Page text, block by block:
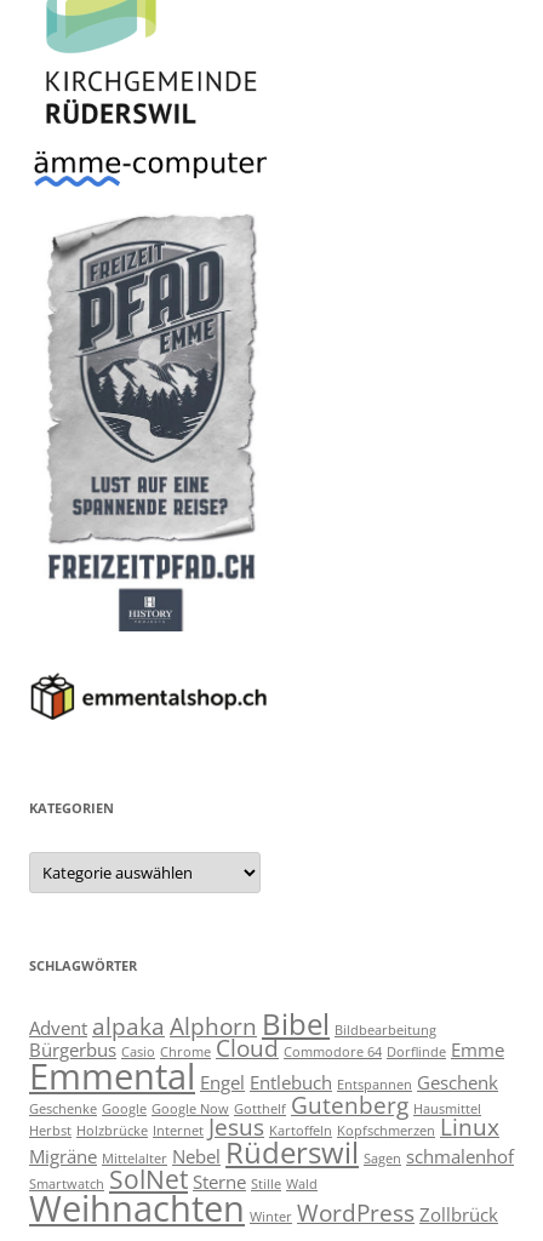
KATEGORIEN
Kategorien
SCHLAGWÖRTER
Advent alpaka Alphorn Bibel Bildbearbeitung
Bürgerbus Casio Chrome Cloud Commodore 64 Dorflinde Emme
Emmental Engel Entlebuch Entspannen Geschenk
Geschenke Google Google Now Gotthelf Gutenberg Hausmittel
Herbst Holzbrücke Internet Jesus Kartoffeln Kopfschmerzen Linux
Migräne Mittelalter Nebel Rüderswil Sagen schmalenhof
Smartwatch SolNet Sterne Stille Wald
Weihnachten Winter WordPress Zollbrück